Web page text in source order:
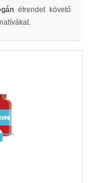
étrendet követő